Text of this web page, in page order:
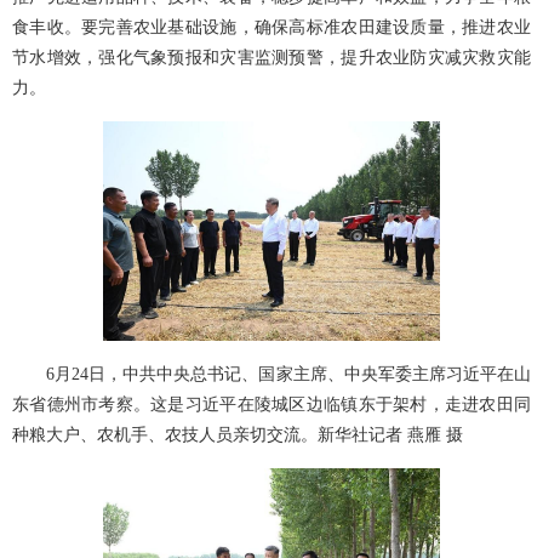
食丰收。要完善农业基础设施，确保高标准农田建设质量，推进农业
节水增效，强化气象预报和灾害监测预警，提升农业防灾减灾救灾能
力。
6月24日，中共中央总书记、国家主席、中央军委主席习近平在山
东省德州市考察。这是习近平在陵城区边临镇东于架村，走进农田同
种粮大户、农机手、农技人员亲切交流。新华社记者 燕雁 摄